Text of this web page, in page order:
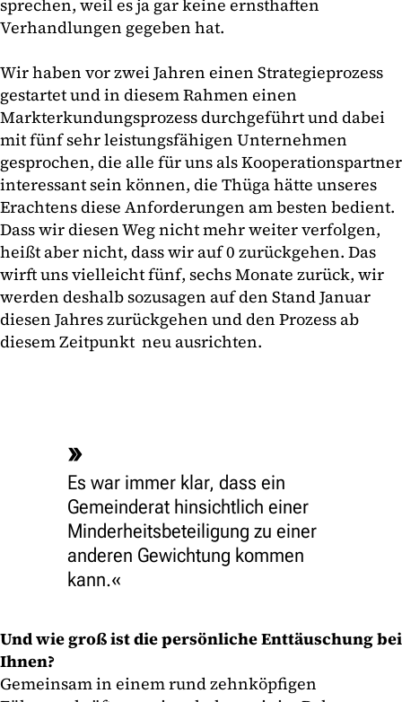
sprechen, weil es ja gar keine ernsthaften
Verhandlungen gegeben hat.
Wir haben vor zwei Jahren einen Strategieprozess
gestartet und in diesem Rahmen einen
Markterkundungsprozess durchgeführt und dabei
mit fünf sehr leistungsfähigen Unternehmen
gesprochen, die alle für uns als Kooperationspartner
interessant sein können, die Thüga hätte unseres
Erachtens diese Anforderungen am besten bedient.
Dass wir diesen Weg nicht mehr weiter verfolgen,
heißt aber nicht, dass wir auf 0 zurückgehen. Das
wirft uns vielleicht fünf, sechs Monate zurück, wir
werden deshalb sozusagen auf den Stand Januar
diesen Jahres zurückgehen und den Prozess ab
diesem Zeitpunkt neu ausrichten.
Es war immer klar, dass ein
Gemeinderat hinsichtlich einer
Minderheitsbeteiligung zu einer
anderen Gewichtung kommen
kann.
Und wie groß ist die persönliche Enttäuschung bei
Ihnen?
Gemeinsam in einem rund zehnköpfigen